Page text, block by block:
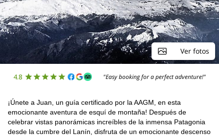
Ver fotos
4.8 "Easy booking for a perfect adventure!"
¡Únete a Juan, un guía certificado por la AAGM, en esta
emocionante aventura de esquí de montaña! Después de
celebrar vistas panorámicas increíbles de la inmensa Patagonia
desde la cumbre del Lanín, disfruta de un emocionante descenso